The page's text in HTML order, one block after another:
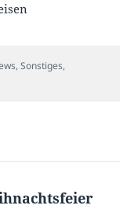
,Sonstiges,